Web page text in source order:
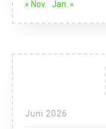
« Nov. Jan. »
Juni 2026